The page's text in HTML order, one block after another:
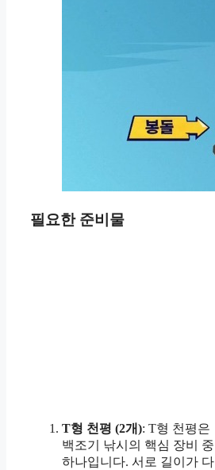
필요한 준비물
T형 천평 (2개): T형 천평은
백조기 낚시의 핵심 장비 중
하나입니다. 서로 길이가 다